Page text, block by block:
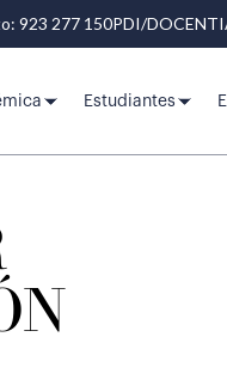
923 277 150PDI/
Estudiantes